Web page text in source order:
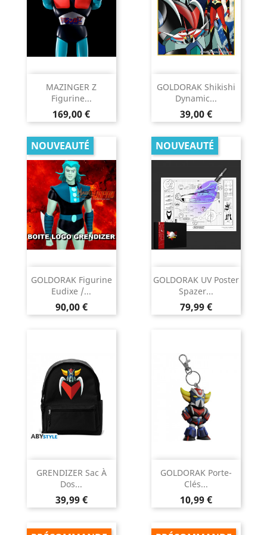
MAZINGER Z
Figurine...
Prix
169,00 €
GOLDORAK Shikishi
Dynamic...
Prix
39,00 €
GOLDORAK Figurine
Eudixe /...
Prix
90,00 €
NOUVEAUTÉ
GOLDORAK UV Poster
Spazer...
Prix
79,99 €
NOUVEAUTÉ
GRENDIZER Sac À
Dos...
Prix
39,99 €
GOLDORAK Porte-
Clés...
Prix
10,99 €